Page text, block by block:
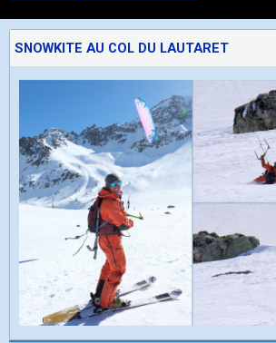
SNOWKITE AU COL DU LAUTARET